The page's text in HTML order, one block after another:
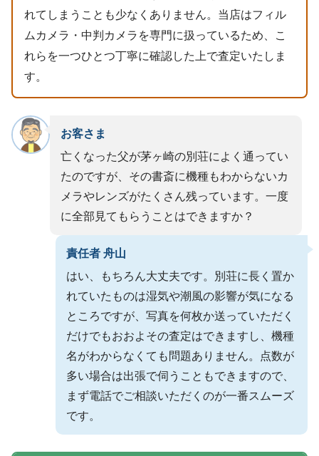
れてしまうことも少なくありません。当店はフィル
ムカメラ・中判カメラを専門に扱っているため、こ
れらを一つひとつ丁寧に確認した上で査定いたしま
す。
お客さま
亡くなった父が茅ヶ崎の別荘によく通ってい
たのですが、その書斎に機種もわからないカ
メラやレンズがたくさん残っています。一度
に全部見てもらうことはできますか？
責任者 舟山
はい、もちろん大丈夫です。別荘に長く置か
れていたものは湿気や潮風の影響が気になる
ところですが、写真を何枚か送っていただく
だけでもおおよその査定はできますし、機種
名がわからなくても問題ありません。点数が
多い場合は出張で伺うこともできますので、
まず電話でご相談いただくのが一番スムーズ
です。